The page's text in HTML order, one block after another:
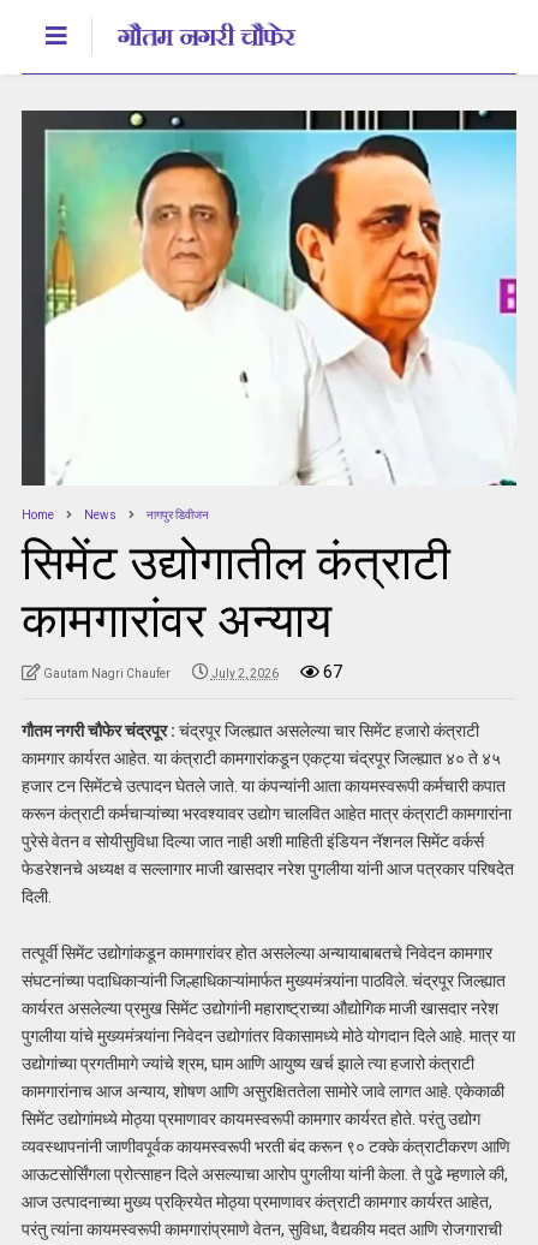
Home News नागपुर डिवीजन
सिमेंट उद्योगातील कंत्राटी
कामगारांवर अन्याय
Gautam Nagri Chaufer July 2, 2026 67
गौतम नगरी चौफेर चंद्रपूर : चंद्रपूर जिल्ह्यात असलेल्या चार सिमेंट हजारो कंत्राटी
कामगार कार्यरत आहेत. या कंत्राटी कामगारांकडून एकट्या चंद्रपूर जिल्ह्यात ४० ते ४५
हजार टन सिमेंटचे उत्पादन घेतले जाते. या कंपन्यांनी आता कायमस्वरूपी कर्मचारी कपात
करून कंत्राटी कर्मचाऱ्यांच्या भरवश्यावर उद्योग चालवित आहेत मात्र कंत्राटी कामगारांना
पुरेसे वेतन व सोयीसुविधा दिल्या जात नाही अशी माहिती इंडियन नॅशनल सिमेंट वर्कर्स
फेडरेशनचे अध्यक्ष व सल्लागार माजी खासदार नरेश पुगलीया यांनी आज पत्रकार परिषदेत
दिली.
तत्पूर्वी सिमेंट उद्योगांकडून कामगारांवर होत असलेल्या अन्यायाबाबतचे निवेदन कामगार
संघटनांच्या पदाधिकाऱ्यांनी जिल्हाधिकाऱ्यांमार्फत मुख्यमंत्र्यांना पाठविले. चंद्रपूर जिल्ह्यात
कार्यरत असलेल्या प्रमुख सिमेंट उद्योगांनी महाराष्ट्राच्या औद्योगिक माजी खासदार नरेश
पुगलीया यांचे मुख्यमंत्र्यांना निवेदन उद्योगांतर विकासामध्ये मोठे योगदान दिले आहे. मात्र या
उद्योगांच्या प्रगतीमागे ज्यांचे श्रम, घाम आणि आयुष्य खर्च झाले त्या हजारो कंत्राटी
कामगारांनाच आज अन्याय, शोषण आणि असुरक्षिततेला सामोरे जावे लागत आहे. एकेकाळी
सिमेंट उद्योगांमध्ये मोठ्या प्रमाणावर कायमस्वरूपी कामगार कार्यरत होते. परंतु उद्योग
व्यवस्थापनांनी जाणीवपूर्वक कायमस्वरूपी भरती बंद करून ९० टक्के कंत्राटीकरण आणि
आऊटसोर्सिंगला प्रोत्साहन दिले असल्याचा आरोप पुगलीया यांनी केला. ते पुढे म्हणाले की,
आज उत्पादनाच्या मुख्य प्रक्रियेत मोठ्या प्रमाणावर कंत्राटी कामगार कार्यरत आहेत,
परंतु त्यांना कायमस्वरूपी कामगारांप्रमाणे वेतन, सुविधा, वैद्यकीय मदत आणि रोजगाराची